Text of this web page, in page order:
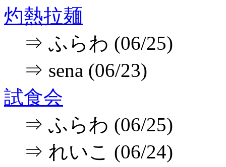
灼熱拉麺
⇒ ふらわ (06/25)
⇒ sena (06/23)
試食会
⇒ ふらわ (06/25)
⇒ れいこ (06/24)